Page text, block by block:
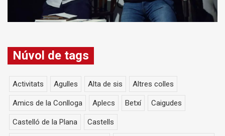
Núvol de tags
Activitats Agulles Alta de sis Altres colles
Amics de la Conlloga Aplecs Betxí Caigudes
Castelló de la Plana Castells